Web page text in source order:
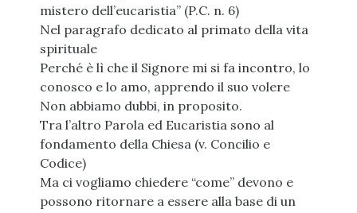
mistero dell’eucaristia” (P.C. n. 6)
Nel paragrafo dedicato al primato della vita
spirituale
Perché è lì che il Signore mi si fa incontro, lo
conosco e lo amo, apprendo il suo volere
Non abbiamo dubbi, in proposito.
Tra l’altro Parola ed Eucaristia sono al
fondamento della Chiesa (v. Concilio e
Codice)
Ma ci vogliamo chiedere “come” devono e
possono ritornare a essere alla base di un